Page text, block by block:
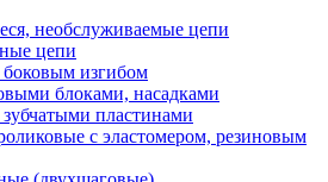
необслуживаемые цепи
цепи
изгибом
блоками, насадками
пластинами
с эластомером, резиновым